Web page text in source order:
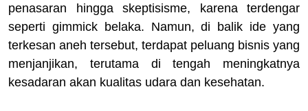
penasaran hingga skeptisisme, karena terdengar
seperti gimmick belaka. Namun, di balik ide yang
terkesan aneh tersebut, terdapat peluang bisnis yang
menjanjikan, terutama di tengah meningkatnya
kesadaran akan kualitas udara dan kesehatan.